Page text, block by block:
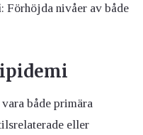
: Förhöjda nivåer av både
både primära
eller